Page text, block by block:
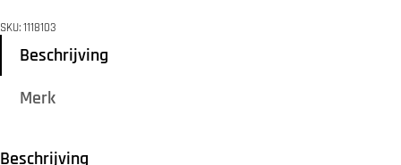
O
B
B
SKU:1118103
Beschrijving
Merk
Beschrijving